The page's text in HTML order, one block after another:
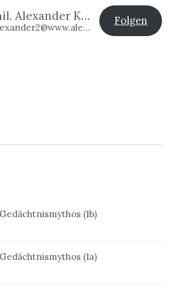
Dr. phil. Alexander Klier
@deralexander2@www.alexander-klier.net
Folgen
(1b)
(1a)